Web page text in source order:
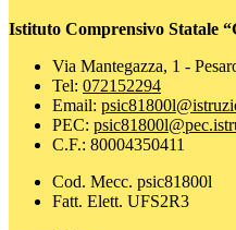
Istituto Comprensivo Statale
Via Mantegazza, 1 -
Tel: 072152294
Email:
PEC:
C.F.: 80004350411
Cod. Mecc. psic81800l
Fatt. Elett. UFS2R3